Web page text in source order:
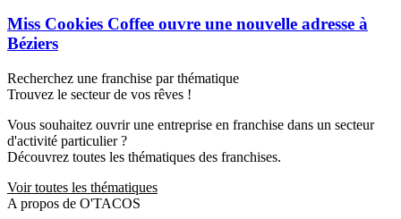
Miss Cookies Coffee ouvre une nouvelle adresse à
Béziers
Recherchez une franchise par thématique
Trouvez le secteur de vos rêves !
Vous souhaitez ouvrir une entreprise en franchise dans un secteur
d'activité particulier ?
Découvrez toutes les thématiques des franchises.
Voir toutes les thématiques
A propos de O'TACOS